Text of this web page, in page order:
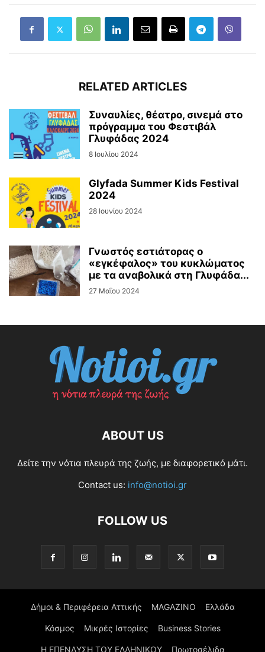
RELATED ARTICLES
Συναυλίες, θέατρο, σινεμά στο
πρόγραμμα του Φεστιβάλ
Γλυφάδας 2024
8 Ιουλίου 2024
Glyfada Summer Kids Festival
2024
28 Ιουνίου 2024
Γνωστός εστιάτορας ο
«εγκέφαλος» του κυκλώματος
με τα αναβολικά στη Γλυφάδα...
27 Μαΐου 2024
ABOUT US
Δείτε την νότια πλευρά της ζωής, με διαφορετικό μάτι.
Contact us: info@notioi.gr
FOLLOW US
Δήμοι & Περιφέρεια Αττικής MAGAZINO Ελλάδα
Κόσμος Μικρές Ιστορίες Business Stories
Η ΕΠΕΝΔΥΣΗ ΤΟΥ ΕΛΛΗΝΙΚΟΥ Πρωτοσέλιδα